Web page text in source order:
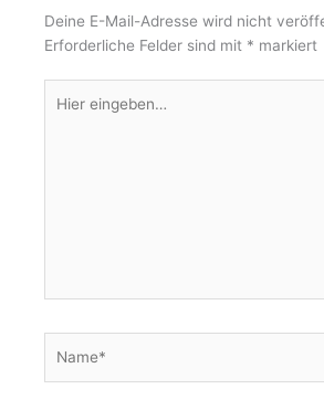
Deine E-Mail-Adresse wird nicht
Erforderliche Felder sind mit * markiert
eingeben…